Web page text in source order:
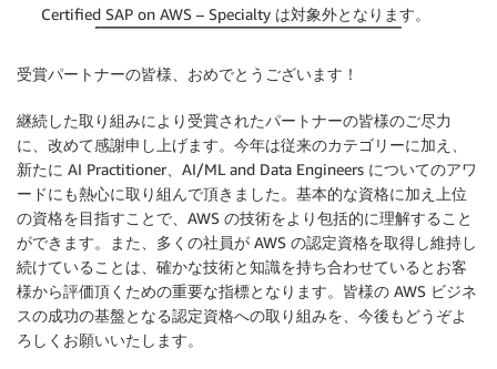
Certified SAP on AWS – Specialty は対象外となります。
受賞パートナーの皆様、おめでとうございます！
継続した取り組みにより受賞されたパートナーの皆様のご尽力
に、改めて感謝申し上げます。今年は従来のカテゴリーに加え、
新たに AI Practitioner、AI/ML and Data Engineers についてのアワ
ードにも熱心に取り組んで頂きました。基本的な資格に加え上位
の資格を目指すことで、AWS の技術をより包括的に理解すること
ができます。また、多くの社員が AWS の認定資格を取得し維持し
続けていることは、確かな技術と知識を持ち合わせているとお客
様から評価頂くための重要な指標となります。皆様の AWS ビジネ
スの成功の基盤となる認定資格への取り組みを、今後もどうぞよ
ろしくお願いいたします。